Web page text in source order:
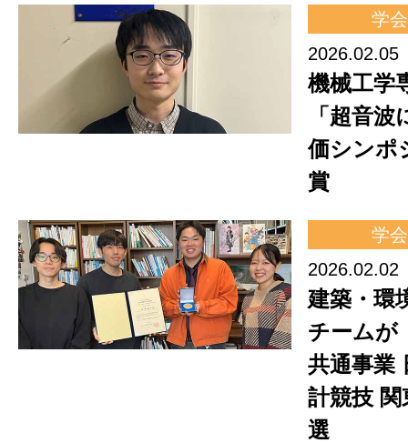
学会
2026.02.05
機械工学
「超音
価シンポ
賞
学会
2026.02.02
建築・環
チームが
共通事業
計競技
選